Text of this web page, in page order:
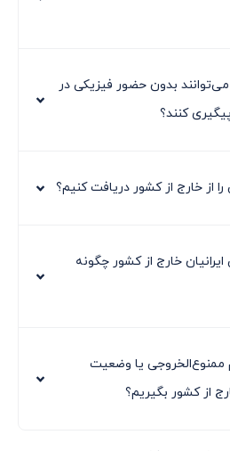
می‌توانند بدون حضور فیزیکی در
کنند؟
از خارج از کشور دریافت کنیم؟
خارج از کشور چگونه
ممنوع‌الخروجی یا وضعیت
از کشور بگیریم؟